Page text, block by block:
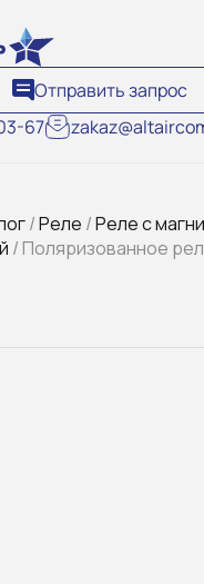
67
Отправить запрос
/Реле /Реле с
/ Поляризованное